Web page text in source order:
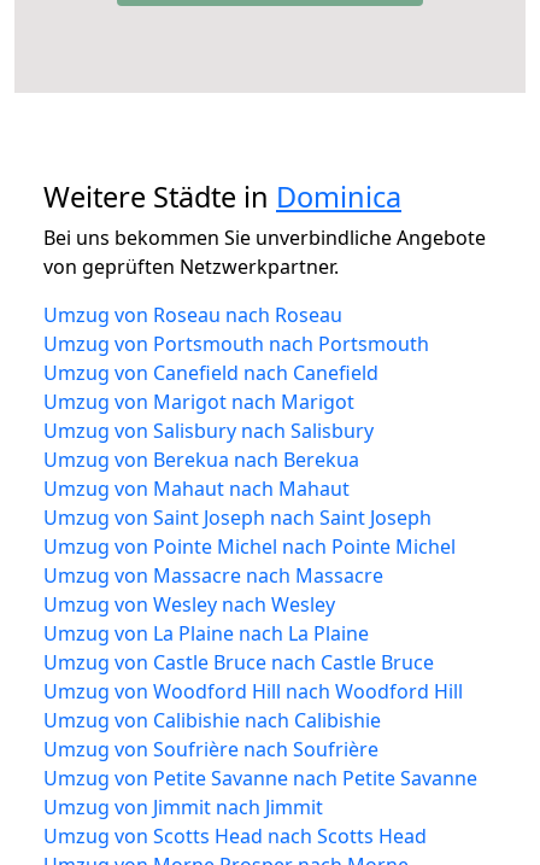
Weitere Städte in Dominica
Bei uns bekommen Sie unverbindliche Angebote
von geprüften Netzwerkpartner.
Umzug von Roseau nach Roseau
Umzug von Portsmouth nach Portsmouth
Umzug von Canefield nach Canefield
Umzug von Marigot nach Marigot
Umzug von Salisbury nach Salisbury
Umzug von Berekua nach Berekua
Umzug von Mahaut nach Mahaut
Umzug von Saint Joseph nach Saint Joseph
Umzug von Pointe Michel nach Pointe Michel
Umzug von Massacre nach Massacre
Umzug von Wesley nach Wesley
Umzug von La Plaine nach La Plaine
Umzug von Castle Bruce nach Castle Bruce
Umzug von Woodford Hill nach Woodford Hill
Umzug von Calibishie nach Calibishie
Umzug von Soufrière nach Soufrière
Umzug von Petite Savanne nach Petite Savanne
Umzug von Jimmit nach Jimmit
Umzug von Scotts Head nach Scotts Head